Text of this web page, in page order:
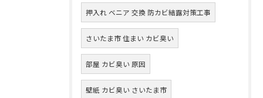
押入れ ベニア 交換 防カビ結露対策工事
さいたま市 住まい カビ臭い
部屋 カビ臭い 原因
壁紙 カビ臭い さいたま市